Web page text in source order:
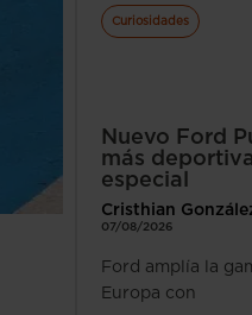
Curiosidades
Nuevo Ford
más
especial
Cristhian
07/08/2026
Ford amplía la
Europa con